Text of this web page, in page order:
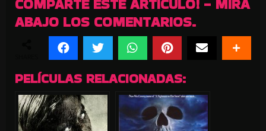
ABAJO LOS COMENTARIOS.
PELÍCULAS RELACIONADAS: